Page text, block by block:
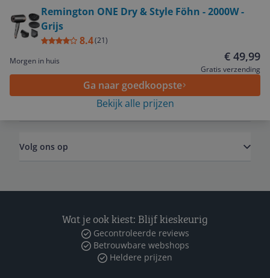
Remington ONE Dry & Style Föhn - 2000W -
Grijs
8.4(21)
Morgen in huis
€ 49,99
Gratis verzending
Ga naar goedkoopste
Bekijk alle prijzen
Service
Algemeen
Volg ons op
Wat je ook kiest: Blijf kieskeurig
Gecontroleerde reviews
Betrouwbare webshops
Heldere prijzen